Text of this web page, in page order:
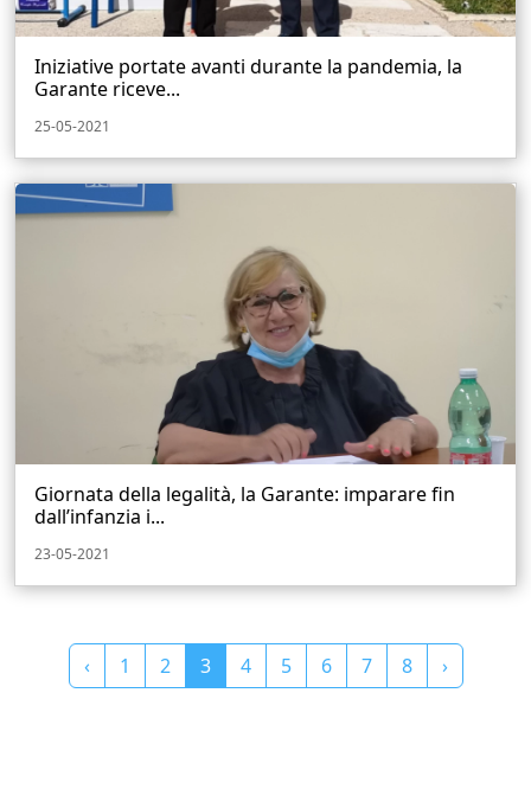
Iniziative portate avanti durante la pandemia, la
Garante riceve...
25-05-2021
Giornata della legalità, la Garante: imparare fin
dall’infanzia i...
23-05-2021
‹ 1 2 3 4 5 6 7 8 ›